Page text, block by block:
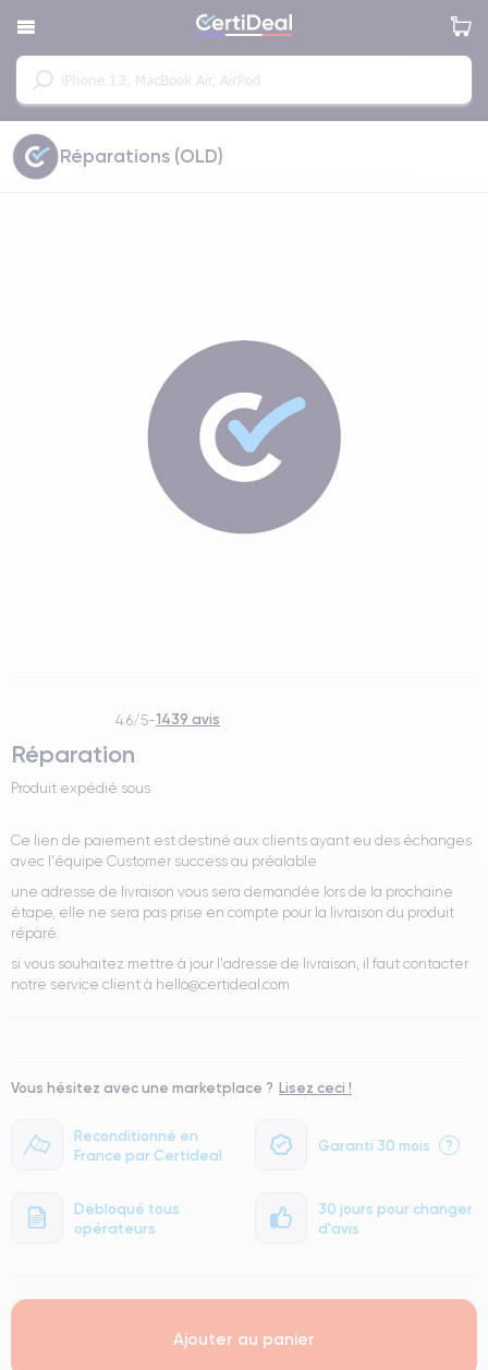
Réparations (OLD)
4.6/5-1439 avis
Réparation
Produit expédié sous
Ce lien de paiement est destiné aux clients ayant eu des échanges
avec l'équipe Customer success au préalable
une adresse de livraison vous sera demandée lors de la prochaine
étape, elle ne sera pas prise en compte pour la livraison du produit
réparé.
si vous souhaitez mettre à jour l'adresse de livraison, il faut contacter
notre service client à hello@certideal.com
Reconditionné en
France par Certideal
Garanti 30 mois ?
Débloqué tous
opérateurs
30 jours pour changer
d'avis
Vous hésitez avec une marketplace ? Lisez ceci !
Ajouter au panier